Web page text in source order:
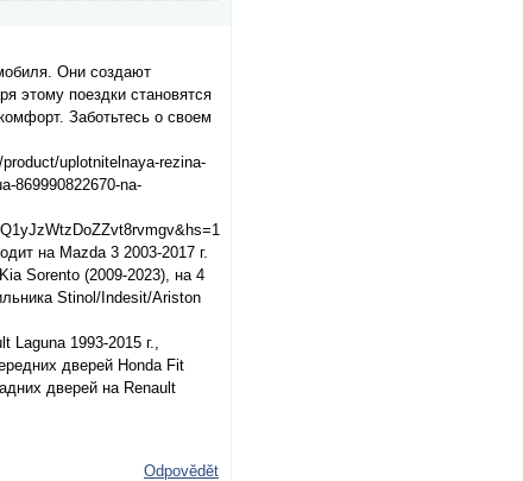
Они создают
этому поездки становятся
Заботьтесь о своем
uplotnitelnaya-rezina-
869990822670-na-
на Mazda 3 2003-2017 г.
Sorento (2009-2023), на 4
Stinol/Indesit/Ariston
Laguna 1993-2015 г.,
дверей Honda Fit
дверей на Renault
Odpovědět